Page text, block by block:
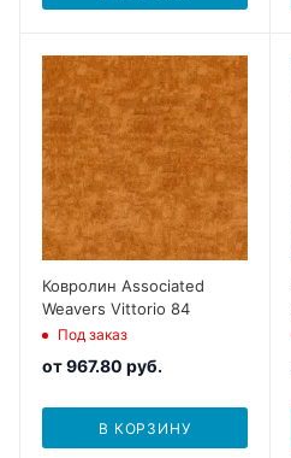
Ковролин Associated
Weavers Vittorio 84
Под заказ
от967.80 руб.
В КОРЗИНУ